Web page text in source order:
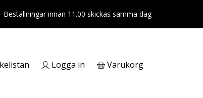
Beställningar innan 11.00 skickas samma dag
Logga in Varukorg